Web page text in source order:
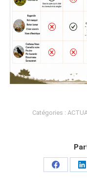
Catégories :
Partager